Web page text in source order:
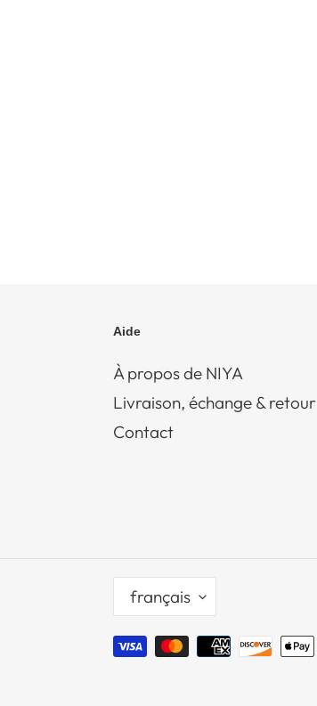
Aide
À propos de NIYA
Livraison, échange & retour
Contact
N
G
U
français
Moyens